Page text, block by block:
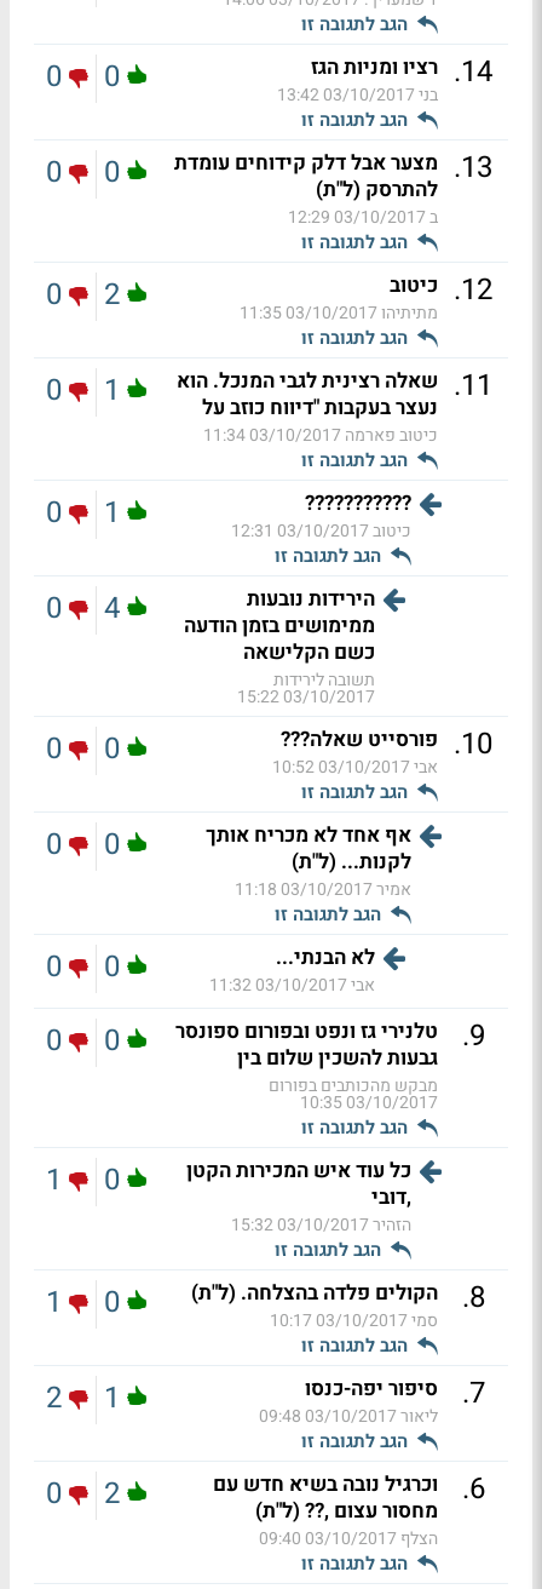
הגב לתגובה זו
14
. רציו ומניות הגז
בני03/10/2017 13:42
הגב לתגובה זו
0
0
13
. מצער אבל דלק קידוחים עומדת
להתרסק (ל"ת)
ב03/10/2017 12:29
הגב לתגובה זו
0
0
12
. כיטוב
מתיתיהו03/10/2017 11:35
הגב לתגובה זו
2
0
11
. שאלה רצינית לגבי המנכל. הוא
נעצר בעקבות "דיווח כוזב על
כיטוב פארמה 03/10/2017 11:34
הגב לתגובה זו
1
0
???????????
כיטוב03/10/2017 12:31
הגב לתגובה זו
1
0
הירידות נובעות
ממימושים בזמן הודעה
כשם הקלישאה
תשובה לירידות
03/10/2017 15:22
4
0
10
. פורסייט שאלה???
אבי03/10/2017 10:52
הגב לתגובה זו
0
0
אף אחד לא מכריח אותך
לקנות... (ל"ת)
אמיר03/10/2017 11:18
הגב לתגובה זו
0
0
לא הבנתי...
אבי03/10/2017 11:32
0
0
9
.
טלנירי גז ונפט ובפורום ספונסר
גבעות להשכין שלום בין
מבקש מהכותבים בפורום
03/10/2017 10:35
הגב לתגובה זו
0
0
כל עוד איש המכירות הקטן
,דובי
הזהיר03/10/2017 15:32
הגב לתגובה זו
0
1
8
. הקולים פלדה בהצלחה. (ל"ת)
סמי03/10/2017 10:17
הגב לתגובה זו
0
1
7
. סיפור יפה-כנסו
ליאור03/10/2017 09:48
הגב לתגובה זו
1
2
6
.
וכרגיל נובה בשיא חדש עם
מחסור עצום ,?? (ל"ת)
הצלף 03/10/2017 09:40
הגב לתגובה זו
2
0